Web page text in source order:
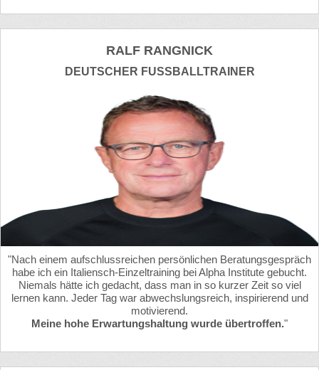
RALF RANGNICK
DEUTSCHER FUSSBALLTRAINER
"Nach einem aufschlussreichen persönlichen Beratungsgespräch
habe ich ein Italiensch-Einzeltraining bei Alpha Institute gebucht.
Niemals hätte ich gedacht, dass man in so kurzer Zeit so viel
lernen kann. Jeder Tag war abwechslungsreich, inspirierend und
motivierend.
Meine hohe Erwartungshaltung wurde übertroffen."